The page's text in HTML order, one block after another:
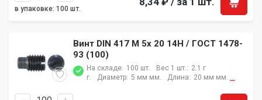
в упаковке: 100 шт.
Винт DIN 417 M 5x 20 14H / ГОСТ 1478-
93 (100)
На складе: 100 шт. Вес 1 шт.: 2.1 г
г.
Диаметр: 5 мм мм. Длина: 20 мм мм. ...